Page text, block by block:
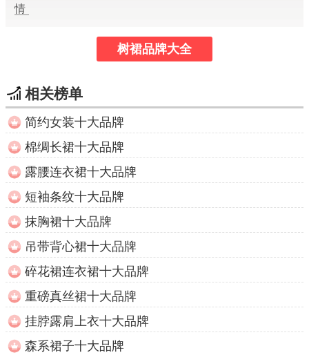
情
树裙品牌大全
相关榜单
简约女装十大品牌
棉绸长裙十大品牌
露腰连衣裙十大品牌
短袖条纹十大品牌
抹胸裙十大品牌
吊带背心裙十大品牌
碎花裙连衣裙十大品牌
重磅真丝裙十大品牌
挂脖露肩上衣十大品牌
森系裙子十大品牌